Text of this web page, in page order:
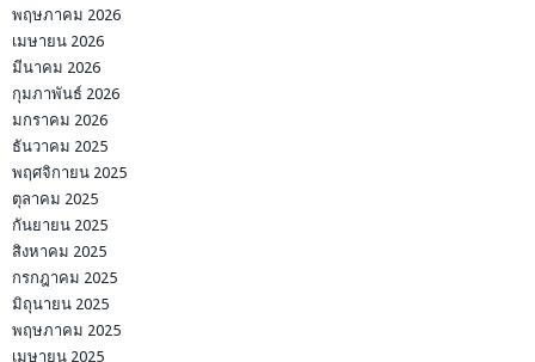
พฤษภาคม 2026
เมษายน 2026
มีนาคม 2026
กุมภาพันธ์ 2026
มกราคม 2026
ธันวาคม 2025
พฤศจิกายน 2025
ตุลาคม 2025
กันยายน 2025
สิงหาคม 2025
กรกฎาคม 2025
มิถุนายน 2025
พฤษภาคม 2025
เมษายน 2025